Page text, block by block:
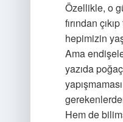
Özellikle, o
fırından
hepimizin
Ama
yazıda
Hem de